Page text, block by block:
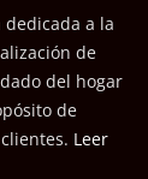
dedicada a la
de
del hogar
de
entes. Leer